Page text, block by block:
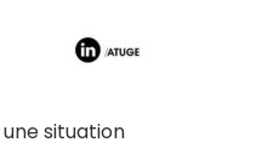
situation